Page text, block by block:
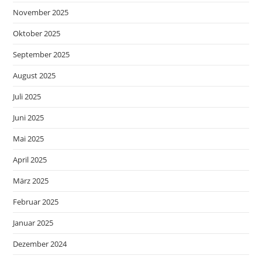
November 2025
Oktober 2025
September 2025
August 2025
Juli 2025
Juni 2025
Mai 2025
April 2025
März 2025
Februar 2025
Januar 2025
Dezember 2024